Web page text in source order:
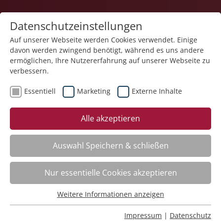
1
Veranstaltung "Fit in Erster Hilfe bei akuten
Erkrankungen / Verletzungen – Praktische
Fallbeispiele" (Nr. 40) wurde in den Warenkorb
gelegt.
Word – Dokumente effizient erstellen
Jederzeit abrufbar
Wo:
e-Akademie
Datenschutzeinstellungen
Auf unserer Webseite werden Cookies verwendet. Einige
davon werden zwingend benötigt, während es uns andere
ermöglichen, Ihre Nutzererfahrung auf unserer Webseite zu
verbessern.
Essentiell Marketing Externe Inhalte
Alle akzeptieren
Auswahl Speichern & schließen
Nur essentielle Cookies akzeptieren
Essentielle Cookies werden für grundlegende Funktionen
Weitere Informationen anzeigen
Impressum | Datenschutz